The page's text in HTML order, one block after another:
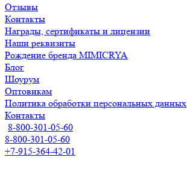
Отзывы
Контакты
Награды, сертификаты и лицензии
Наши реквизиты
Рождение бренда MIMICRYA
Блог
Шоурум
Оптовикам
Политика обработки персональных данных
Контакты
8-800-301-05-60
8-800-301-05-60
+7-915-364-42-01